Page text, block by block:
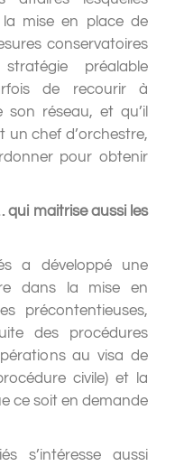
la mise en place de
conservatoires
préalable
de recourir à
son réseau, et qu’il
un chef d’orchestre,
pour obtenir
maitrise aussi les
a développé une
dans la mise en
précontentieuses,
des procédures
au visa de
civile) et la
ce soit en demande
s’intéresse aussi